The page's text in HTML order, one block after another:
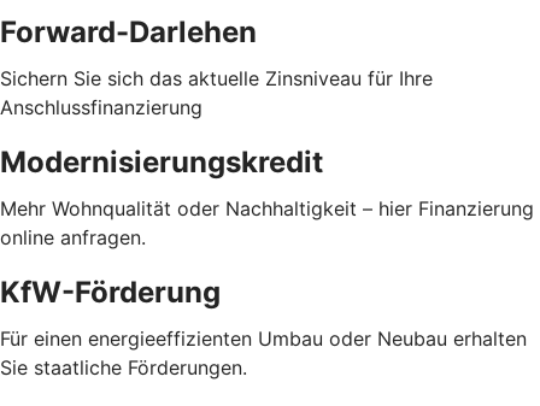
Forward-Darlehen
Sichern Sie sich das aktuelle Zinsniveau für Ihre
Anschlussfinanzierung
Modernisierungskredit
Mehr Wohnqualität oder Nachhaltigkeit – hier Finanzierung
online anfragen.
KfW-Förderung
Für einen energieeffizienten Umbau oder Neubau erhalten
Sie staatliche Förderungen.